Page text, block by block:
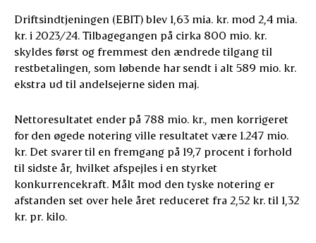
Driftsindtjeningen (EBIT) blev 1,63 mia. kr. mod 2,4 mia.
kr. i 2023/24. Tilbagegangen på cirka 800 mio. kr.
skyldes først og fremmest den ændrede tilgang til
restbetalingen, som løbende har sendt i alt 589 mio. kr.
ekstra ud til andelsejerne siden maj.
Nettoresultatet ender på 788 mio. kr., men korrigeret
for den øgede notering ville resultatet være 1.247 mio.
kr. Det svarer til en fremgang på 19,7 procent i forhold
til sidste år, hvilket afspejles i en styrket
konkurrencekraft. Målt mod den tyske notering er
afstanden set over hele året reduceret fra 2,52 kr. til 1,32
kr. pr. kilo.